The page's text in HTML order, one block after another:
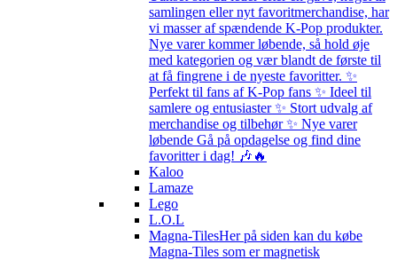
samlingen eller nyt favoritmerchandise, har
vi masser af spændende K-Pop produkter.
Nye varer kommer løbende, så hold øje
med kategorien og vær blandt de første til
at få fingrene i de nyeste favoritter. ✨
Perfekt til fans af K-Pop fans ✨ Ideel til
samlere og entusiaster ✨ Stort udvalg af
merchandise og tilbehør ✨ Nye varer
løbende Gå på opdagelse og find dine
favoritter i dag! 🎶🔥
Kaloo
Lamaze
Lego
L.O.L
Magna-TilesHer på siden kan du købe
Magna-Tiles som er magnetisk